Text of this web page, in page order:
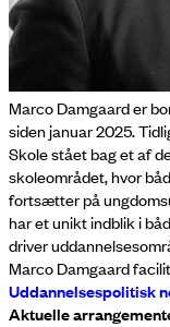
Marco Damgaard er
siden januar 2025.
Skole stået bag et af
skoleområdet, hvor
fortsætter på
har et unikt indblik i
driver
Marco Damgaard
Uddannelsespolitisk
Aktuelle